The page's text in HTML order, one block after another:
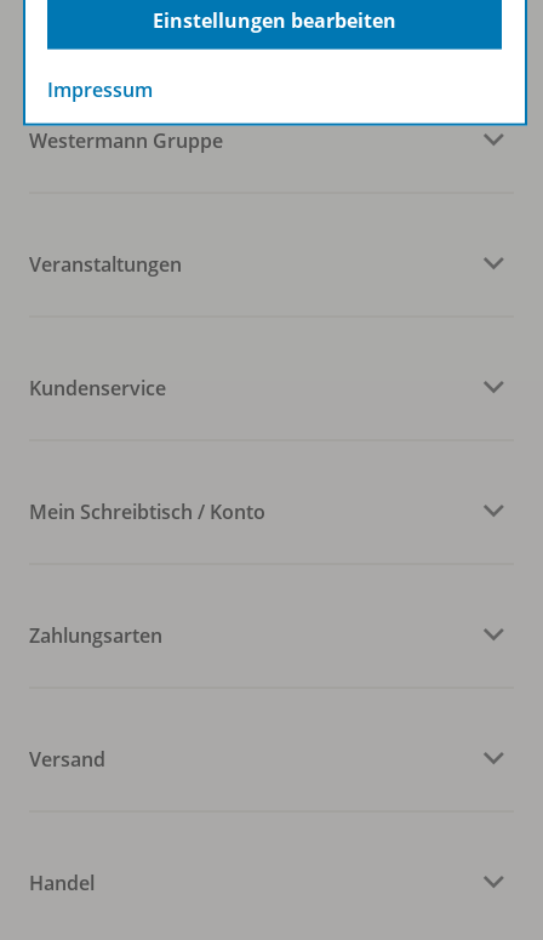
Westermann Gruppe
Veranstaltungen
Kundenservice
Mein Schreibtisch / Konto
Zahlungsarten
Versand
Handel
Einstellungen bearbeiten
Impressum